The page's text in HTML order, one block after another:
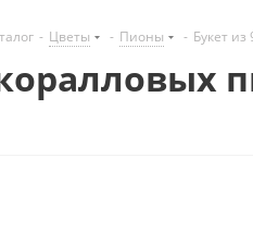
- Цветы - Пионы - Букет